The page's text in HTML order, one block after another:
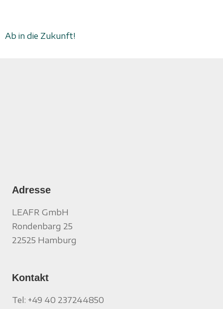
Ab in die Zukunft!
Adresse
LEAFR GmbH
Rondenbarg 25
22525 Hamburg
Kontakt
Tel: +49 40 237244850